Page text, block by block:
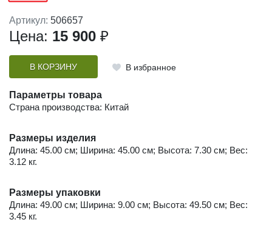
Артикул: 506657
Цена: 15 900 ₽
В КОРЗИНУ В избранное
Параметры товара
Страна производства: Китай
Размеры изделия
Длина: 45.00 см; Ширина: 45.00 см; Высота: 7.30 см; Вес:
3.12 кг.
Размеры упаковки
Длина: 49.00 см; Ширина: 9.00 см; Высота: 49.50 см; Вес:
3.45 кг.